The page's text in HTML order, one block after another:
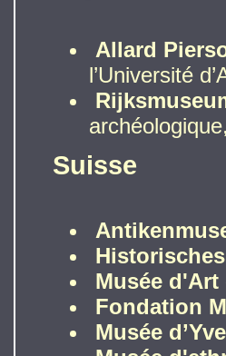
Allard
l’Université
Suisse
Musée
Fondation
Musée